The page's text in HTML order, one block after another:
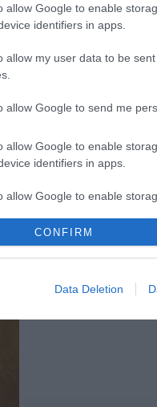
allow Google to enable
identifiers in apps.
allow my user data to be
allow Google to send me
allow Google to enable
identifiers in apps.
allow Google to enable
allow Google to enable
allow Google to enable
CONFIRM
Data Deletion
ΥΠΑΑΤ:
αιτήσεις
15.07.2022